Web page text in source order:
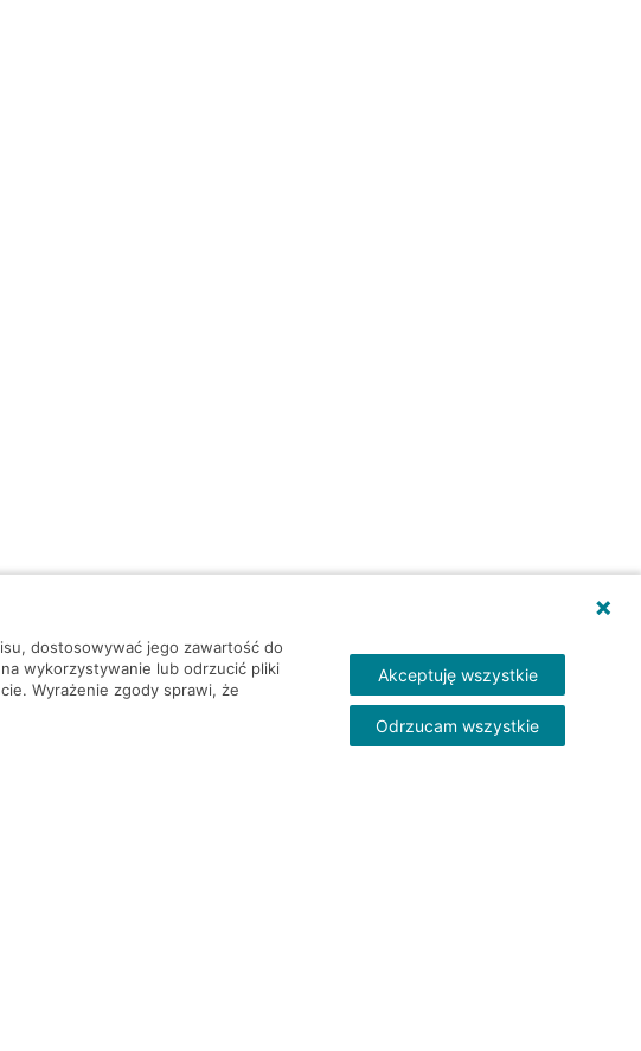
dostosowywać jego zawartość do
wykorzystywanie lub odrzucić pliki
Wyrażenie zgody sprawi, że
Akceptuję wszystkie
Odrzucam wszystkie